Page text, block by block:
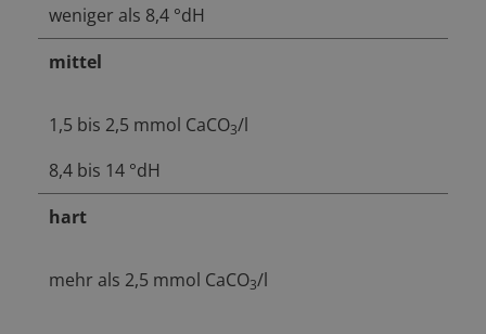
weniger als 8,4 °dH
mittel
1,5 bis 2,5 mmol CaCO3/l
8,4 bis 14 °dH
hart
mehr als 2,5 mmol CaCO3/l